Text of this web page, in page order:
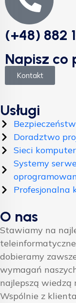
(+48) 882
Napisz co
Kontakt
Usługi
Doradztwo
Sieci
Systemy
Profesjonalna
O nas
Stawiamy na
dobieramy
wymagań
najlepszą wiedzą
Wspólnie z